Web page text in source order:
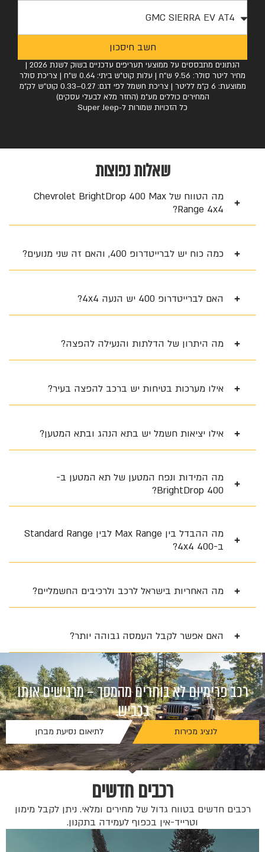
חשב חיסכון
הנתונים מתבססים על ממוצעי תעריפים עדכניים בשוק לשנת 2026 |
מחיר ליטר סולר: 9.56 ש"ח | עלות קוט"ש ביתי: 0.64 ש"ח | צריכת סולר
ממוצעת: 6 ק"מ לליטר | צריכת חשמל לפי דגם: 0.27–0.33 קוט"ש לק"מ
המחירים כוללים מע"מ (החזר מלא לבעלי עסקים)
כל הזכויות שמורות ל-Super Jeep
שאלות נפוצות
מה הטווח של Chevrolet BrightDrop 400 Max
Range 4x4?
כמה כוח יש לברייטדרופ 400, והאם זה שני מנועים?
האם לברייטדרופ 400 יש הנעה 4x4?
מה היתרון של הדלתות והנעילה להפצה?
אילו מערכות בטיחות יש ברכב להפצה בעיר?
אילו יציאות חשמל יש בתא הנהג ובתא המטען?
מה המידות ונפח המטען של תא המטען ב-
BrightDrop 400?
מה ההבדל בין Max Range לבין Standard Range
ב-400 4x4?
מה האחריות בישראל לרכב ולרכיבים החשמליים?
האם אפשר לקבל העמסה גבוהה יותר?
רכב פרימיום לא בוחרים מהמסך – מרגישים אותו
בכביש.
לנציג מכירות לתיאום נסיעת מבחן
רכבים חדשים
רכבים חדשים בטווח גדול של מחירים ומלאי. ניתן לקבל מימון
וטרייד-אין בכפוף לעמידה בתקנון.